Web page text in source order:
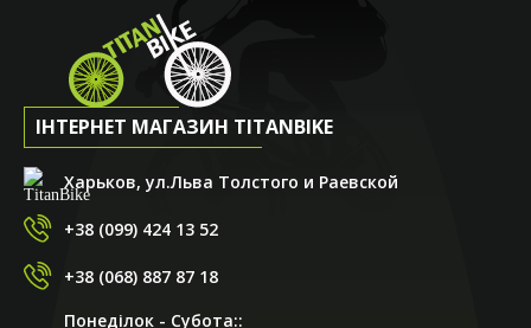
ІНТЕРНЕТ МАГАЗИН TITANBIKE
Харьков, ул.Льва Толстого и Раевской
+38 (099) 424 13 52
+38 (068) 887 87 18
Понеділок - Субота::